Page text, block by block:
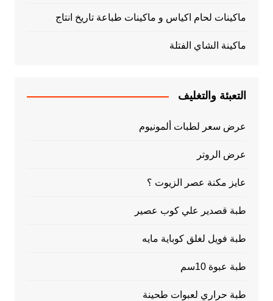
ماكينات لحام اكياس و ماكينات طباعة تاريخ انتاج
ماكينة الشاي الفتلة
التعبئة والتغليف
عرض سعر لطبات ألمونيوم
عرض الروتر
عايز مكنة عصر الزيوت ؟
طبة قصدير علي كوب عصير
طبة فويل لغلق كوباية مايه
طبة عبوة 10سم
طبة حراري لعبوات طحينة